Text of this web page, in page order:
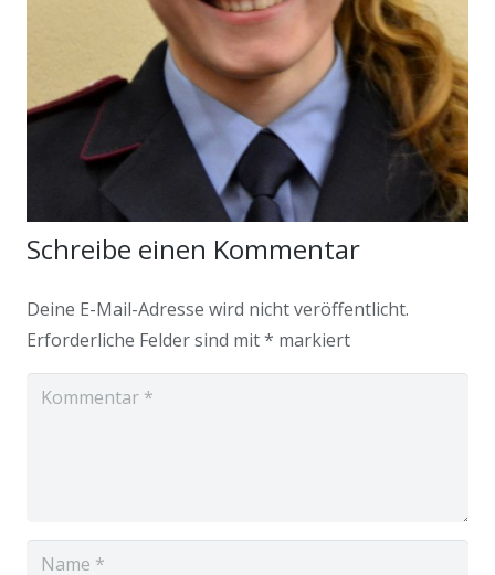
Schreibe einen Kommentar
Deine E-Mail-Adresse wird nicht veröffentlicht.
Erforderliche Felder sind mit* markiert